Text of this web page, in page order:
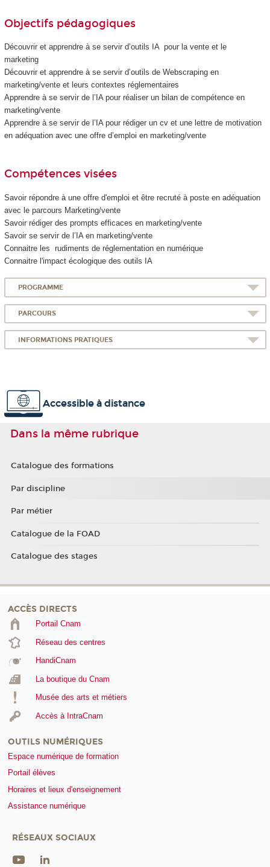
Objectifs pédagogiques
Découvrir et apprendre à se servir d’outils IA pour la vente et le
marketing
Découvrir et apprendre à se servir d’outils de Webscraping en
marketing/vente et leurs contextes réglementaires
Apprendre à se servir de l’IA pour réaliser un bilan de compétence en
marketing/vente
Apprendre à se servir de l’IA pour rédiger un cv et une lettre de motivation
en adéquation avec une offre d’emploi en marketing/vente
Compétences visées
Savoir répondre à une offre d'emploi et être recruté à poste en adéquation
avec le parcours Marketing/vente
Savoir rédiger des prompts efficaces en marketing/vente
Savoir se servir de l’IA en marketing/vente
Connaitre les rudiments de réglementation en numérique
Connaitre l'impact écologique des outils IA
PROGRAMME
PARCOURS
INFORMATIONS PRATIQUES
Accessible à distance
Dans la même rubrique
Catalogue des formations
Par discipline
Par métier
Catalogue de la FOAD
Catalogue des stages
ACCÈS DIRECTS
Portail Cnam
Réseau des centres
HandiCnam
La boutique du Cnam
Musée des arts et métiers
Accès à IntraCnam
OUTILS NUMÉRIQUES
Espace numérique de formation
Portail élèves
Horaires et lieux d'enseignement
Assistance numérique
RÉSEAUX SOCIAUX